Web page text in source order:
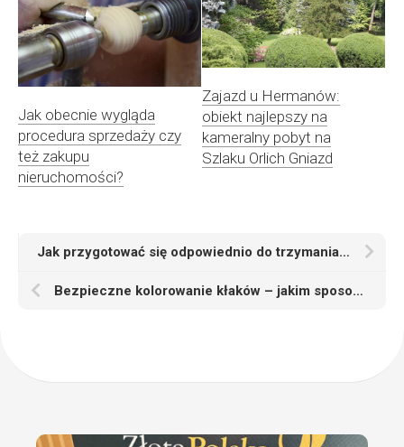
Jak obecnie wygląda
procedura sprzedaży czy
też zakupu
nieruchomości?
Zajazd u Hermanów:
obiekt najlepszy na
kameralny pobyt na
Szlaku Orlich Gniazd
Jak przygotować się odpowiednio do trzymania żółwia w domu
Bezpieczne kolorowanie kłaków – jakim sposobem wybrać fryzjera?